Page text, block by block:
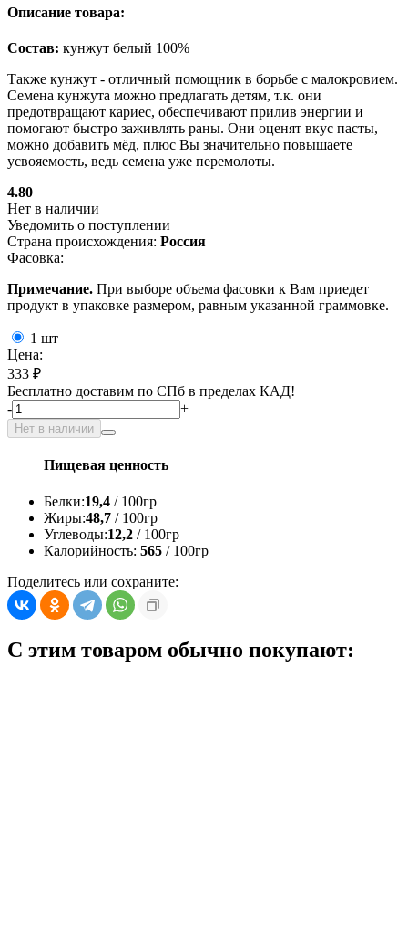
Описание товара:
Состав: кунжут белый 100%
Также кунжут - отличный помощник в борьбе с малокровием.
Семена кунжута можно предлагать детям, т.к. они
предотвращают кариес, обеспечивают прилив энергии и
помогают быстро заживлять раны. Они оценят вкус пасты,
можно добавить мёд, плюс Вы значительно повышаете
усвояемость, ведь семена уже перемолоты.
4.80
Нет в наличии
Уведомить о поступлении
Страна происхождения: Россия
Фасовка:
Примечание. При выборе объема фасовки к Вам приедет
продукт в упаковке размером, равным указанной граммовке.
1 шт
Цена:
333 ₽
Бесплатно доставим по СПб в пределах КАД!
-
+
Нет в наличии
Пищевая ценность
Белки:19,4 / 100гр
Жиры:48,7 / 100гр
Углеводы:12,2 / 100гр
Калорийность: 565 / 100гр
Поделитесь или сохраните:
С этим товаром обычно покупают: